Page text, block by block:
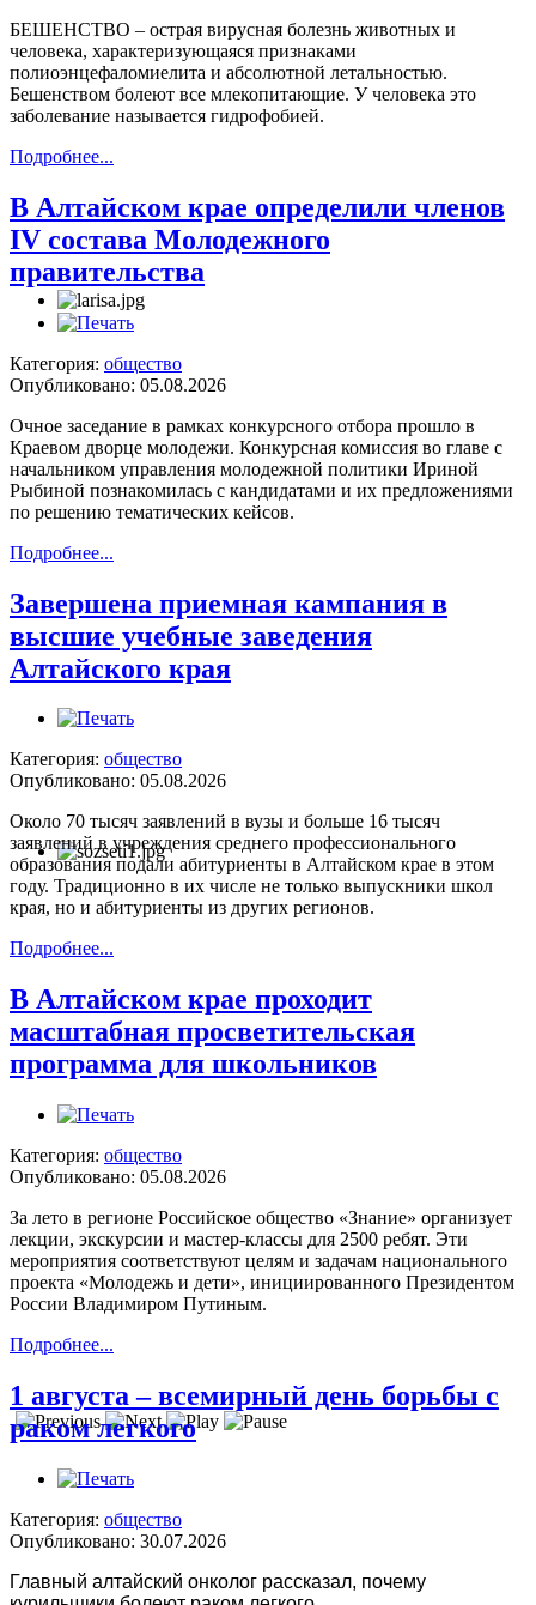
БЕШЕНСТВО – острая вирусная болезнь животных и
человека, характеризующаяся признаками
полиоэнцефаломиелита и абсолютной летальностью.
Бешенством болеют все млекопитающие. У человека это
заболевание называется гидрофобией.
Подробнее...
В Алтайском крае определили членов
IV состава Молодежного
правительства
Категория: общество
Опубликовано: 05.08.2026
Очное заседание в рамках конкурсного отбора прошло в
Краевом дворце молодежи. Конкурсная комиссия во главе с
начальником управления молодежной политики Ириной
Рыбиной познакомилась с кандидатами и их предложениями
по решению тематических кейсов.
Подробнее...
Завершена приемная кампания в
высшие учебные заведения
Алтайского края
Категория: общество
Опубликовано: 05.08.2026
Около 70 тысяч заявлений в вузы и больше 16 тысяч
заявлений в учреждения среднего профессионального
образования подали абитуриенты в Алтайском крае в этом
году. Традиционно в их числе не только выпускники школ
края, но и абитуриенты из других регионов.
Подробнее...
В Алтайском крае проходит
масштабная просветительская
программа для школьников
Категория: общество
Опубликовано: 05.08.2026
За лето в регионе Российское общество «Знание» организует
лекции, экскурсии и мастер-классы для 2500 ребят. Эти
мероприятия соответствуют целям и задачам национального
проекта «Молодежь и дети», инициированного Президентом
России Владимиром Путиным.
Подробнее...
1 августа – всемирный день борьбы с
раком легкого
Категория: общество
Опубликовано: 30.07.2026
Главный алтайский онколог рассказал, почему